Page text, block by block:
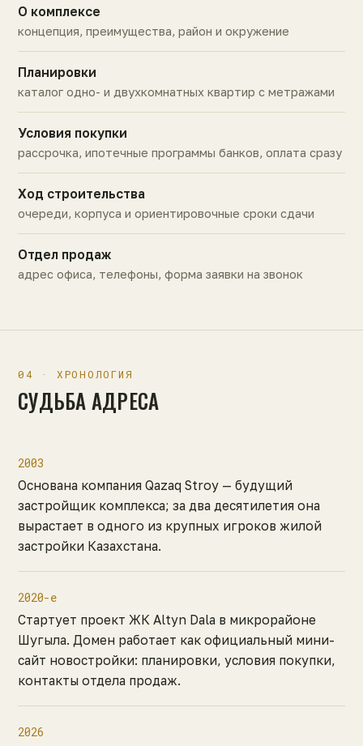
О комплексе
концепция, преимущества, район и окружение
Планировки
каталог одно- и двухкомнатных квартир с метражами
Условия покупки
рассрочка, ипотечные программы банков, оплата сразу
Ход строительства
очереди, корпуса и ориентировочные сроки сдачи
Отдел продаж
адрес офиса, телефоны, форма заявки на звонок
04 · ХРОНОЛОГИЯ
СУДЬБА АДРЕСА
2003
Основана компания Qazaq Stroy — будущий
застройщик комплекса; за два десятилетия она
вырастает в одного из крупных игроков жилой
застройки Казахстана.
2020-е
Стартует проект ЖК Altyn Dala в микрорайоне
Шугыла. Домен работает как официальный мини-
сайт новостройки: планировки, условия покупки,
контакты отдела продаж.
2026